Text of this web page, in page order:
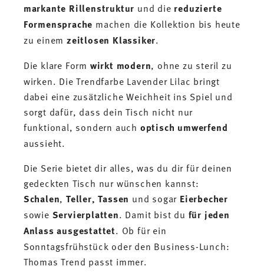
markante Rillenstruktur und die reduzierte
Formensprache machen die Kollektion bis heute
zu einemzeitlosen Klassiker.
Die klare Form wirkt modern, ohne zu steril zu
wirken. Die Trendfarbe Lavender Lilac bringt
dabei eine zusätzliche Weichheit ins Spiel und
sorgt dafür, dass dein Tisch nicht nur
funktional, sondern auch optisch umwerfend
aussieht.
Die Serie bietet dir alles, was du dir für deinen
gedeckten Tisch nur wünschen kannst:
Schalen,Teller, Tassen und sogar Eierbecher
sowie Servierplatten. Damit bist du für jeden
Anlass ausgestattet. Ob für ein
Sonntagsfrühstück oder den Business-Lunch:
Thomas Trend passt immer.